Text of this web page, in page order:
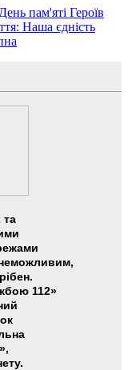
пам'яті Героїв
Наша єдність
та
112»